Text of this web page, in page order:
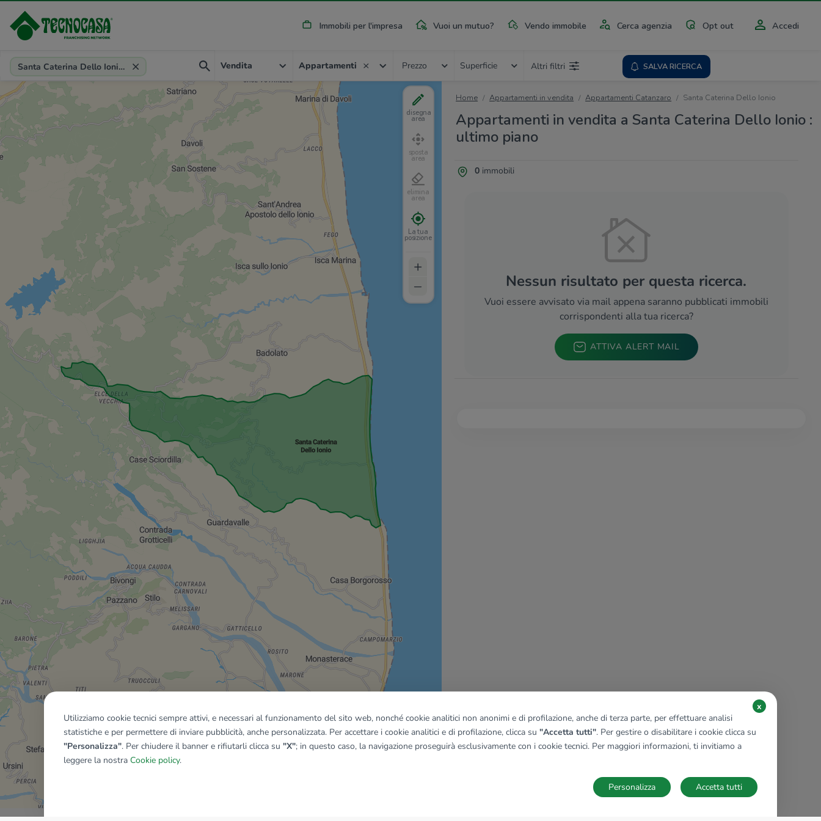
Immobili per l'impresa Vuoi un mutuo? Vendo immobile Cerca agenzia Opt out Accedi
Provincia, comune, zona, riferimento
Santa Caterina Dello Ionio (CZ) Vendita Appartamenti Prezzo Superficie Altri filtri SALVA RICERCA
Home Appartamenti in vendita Appartamenti Catanzaro Santa Caterina Dello Ionio
Appartamenti in vendita a Santa Caterina Dello Ionio :
ultimo piano
0immobili
Nessun risultato per questa ricerca.
Vuoi essere avvisato via mail appena saranno pubblicati immobili
corrispondenti alla tua ricerca?
ATTIVA ALERT MAIL
disegna
area
sposta
area
elimina
area
La tua
posizione
+
–
Mostra tutti gli immobili del riquadro
Utilizziamo cookie tecnici sempre attivi, e necessari al funzionamento del sito web, nonché cookie analitici non anonimi e di profilazione, anche di terza parte, per effettuare analisi
statistiche e per permettere di inviare pubblicità, anche personalizzata. Per accettare i cookie analitici e di profilazione, clicca su "Accetta tutti". Per gestire o disabilitare i cookie clicca su
"Personalizza". Per chiudere il banner e rifiutarli clicca su "X"; in questo caso, la navigazione proseguirà esclusivamente con i cookie tecnici. Per maggiori informazioni, ti invitiamo a
leggere la nostra Cookie policy.
x
Accetta tutti
Personalizza